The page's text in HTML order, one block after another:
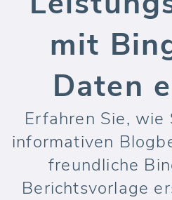
mit
Daten
Erfahren Sie, wie
informativen
freundliche
Berichtsvorlage